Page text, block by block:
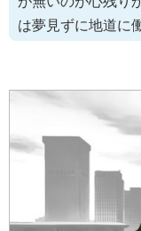
は夢見ずに地道に